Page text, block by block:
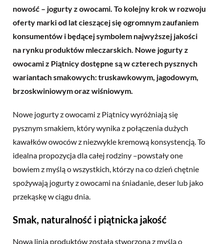
nowość – jogurty z owocami. To kolejny krok w rozwoju
oferty marki od lat cieszącej się ogromnym zaufaniem
konsumentów i będącej symbolem najwyższej jakości
na rynku produktów mleczarskich. Nowe jogurty z
owocami z Piątnicy dostępne są w czterech pysznych
wariantach smakowych: truskawkowym, jagodowym,
brzoskwiniowym oraz wiśniowym.
Nowe jogurty z owocami z Piątnicy wyróżniają się
pysznym smakiem, który wynika z połączenia dużych
kawałków owoców z niezwykle kremową konsystencją. To
idealna propozycja dla całej rodziny –powstały one
bowiem z myślą o wszystkich, którzy na co dzień chętnie
spożywają jogurty z owocami na śniadanie, deser lub jako
przekąskę w ciągu dnia.
Smak, naturalność i piątnicka jakość
Nowa linia produktów została stworzona z myślą o